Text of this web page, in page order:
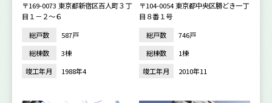
〒169-0073 東京都新宿区百人町３丁
目１－２～６
総戸数
587戸
総棟数
3棟
竣工年月
1988年4
〒104-0054 東京都中央区勝どき一丁
目８番１号
総戸数
746戸
総棟数
1棟
竣工年月
2010年11